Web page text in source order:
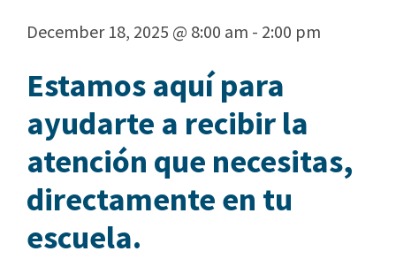
December 18, 2025 @ 8:00 am - 2:00 pm
Estamos aquí para
ayudarte a recibir la
atención que necesitas,
directamente en tu
escuela.